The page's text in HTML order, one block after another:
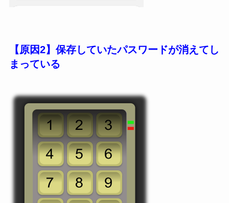
【原因2】保存していたパスワードが消えてし
まっている